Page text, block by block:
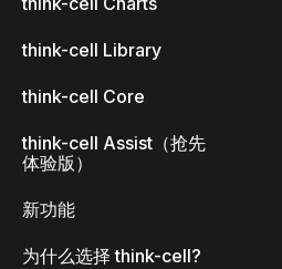
think-cell Library
think-cell Core
think-cell Assist（抢先
体验版）
新功能
为什么选择 think-cell?